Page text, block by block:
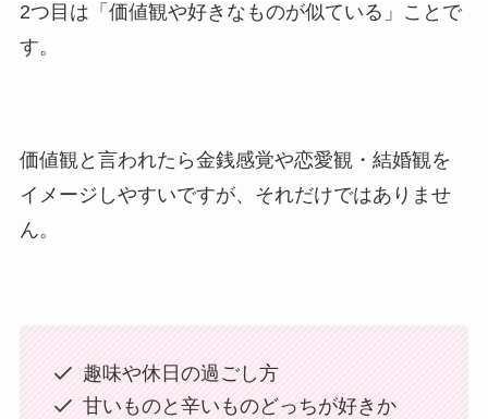
2つ目は「価値観や好きなものが似ている」ことで
す。
価値観と言われたら金銭感覚や恋愛観・結婚観を
イメージしやすいですが、それだけではありませ
ん。
趣味や休日の過ごし方
甘いものと辛いものどっちが好きか